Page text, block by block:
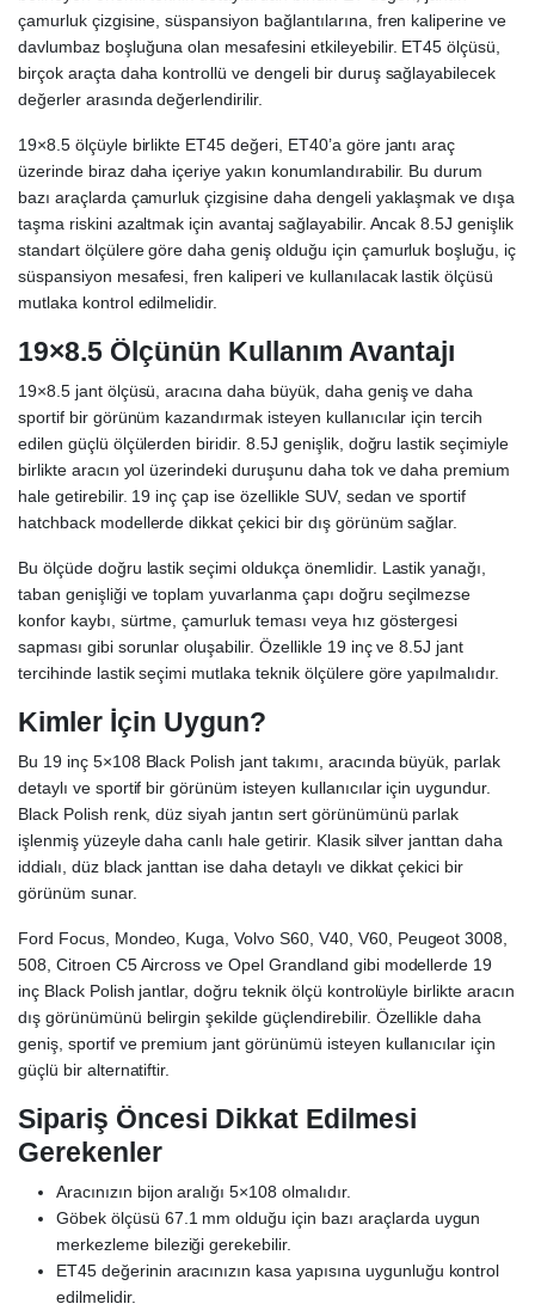
çamurluk çizgisine, süspansiyon bağlantılarına, fren kaliperine ve
davlumbaz boşluğuna olan mesafesini etkileyebilir. ET45 ölçüsü,
birçok araçta daha kontrollü ve dengeli bir duruş sağlayabilecek
değerler arasında değerlendirilir.
19×8.5 ölçüyle birlikte ET45 değeri, ET40’a göre jantı araç
üzerinde biraz daha içeriye yakın konumlandırabilir. Bu durum
bazı araçlarda çamurluk çizgisine daha dengeli yaklaşmak ve dışa
taşma riskini azaltmak için avantaj sağlayabilir. Ancak 8.5J genişlik
standart ölçülere göre daha geniş olduğu için çamurluk boşluğu, iç
süspansiyon mesafesi, fren kaliperi ve kullanılacak lastik ölçüsü
mutlaka kontrol edilmelidir.
19×8.5 Ölçünün Kullanım Avantajı
19×8.5 jant ölçüsü, aracına daha büyük, daha geniş ve daha
sportif bir görünüm kazandırmak isteyen kullanıcılar için tercih
edilen güçlü ölçülerden biridir. 8.5J genişlik, doğru lastik seçimiyle
birlikte aracın yol üzerindeki duruşunu daha tok ve daha premium
hale getirebilir. 19 inç çap ise özellikle SUV, sedan ve sportif
hatchback modellerde dikkat çekici bir dış görünüm sağlar.
Bu ölçüde doğru lastik seçimi oldukça önemlidir. Lastik yanağı,
taban genişliği ve toplam yuvarlanma çapı doğru seçilmezse
konfor kaybı, sürtme, çamurluk teması veya hız göstergesi
sapması gibi sorunlar oluşabilir. Özellikle 19 inç ve 8.5J jant
tercihinde lastik seçimi mutlaka teknik ölçülere göre yapılmalıdır.
Kimler İçin Uygun?
Bu 19 inç 5×108 Black Polish jant takımı, aracında büyük, parlak
detaylı ve sportif bir görünüm isteyen kullanıcılar için uygundur.
Black Polish renk, düz siyah jantın sert görünümünü parlak
işlenmiş yüzeyle daha canlı hale getirir. Klasik silver janttan daha
iddialı, düz black janttan ise daha detaylı ve dikkat çekici bir
görünüm sunar.
Ford Focus, Mondeo, Kuga, Volvo S60, V40, V60, Peugeot 3008,
508, Citroen C5 Aircross ve Opel Grandland gibi modellerde 19
inç Black Polish jantlar, doğru teknik ölçü kontrolüyle birlikte aracın
dış görünümünü belirgin şekilde güçlendirebilir. Özellikle daha
geniş, sportif ve premium jant görünümü isteyen kullanıcılar için
güçlü bir alternatiftir.
Sipariş Öncesi Dikkat Edilmesi
Gerekenler
Aracınızın bijon aralığı 5×108 olmalıdır.
Göbek ölçüsü 67.1 mm olduğu için bazı araçlarda uygun
merkezleme bileziği gerekebilir.
ET45 değerinin aracınızın kasa yapısına uygunluğu kontrol
edilmelidir.